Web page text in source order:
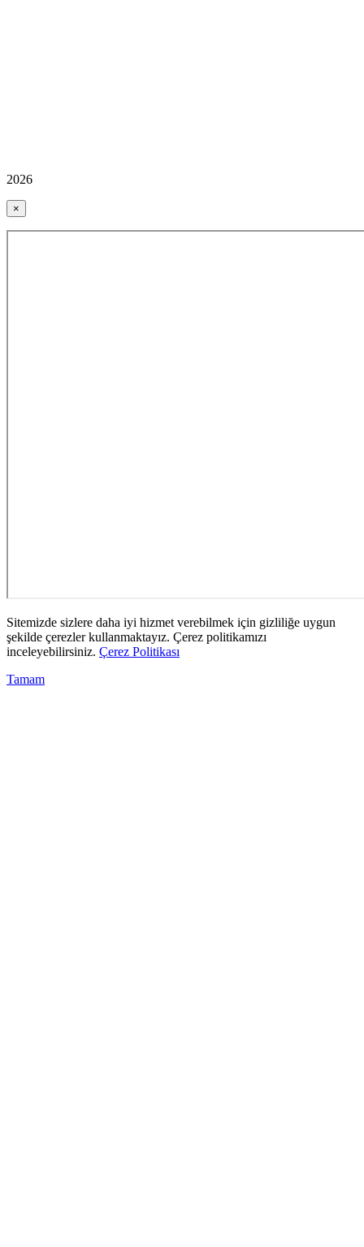
2026
×
Sitemizde sizlere daha iyi hizmet verebilmek için gizliliğe uygun
şekilde çerezler kullanmaktayız. Çerez politikamızı
inceleyebilirsiniz. Çerez Politikası
Tamam